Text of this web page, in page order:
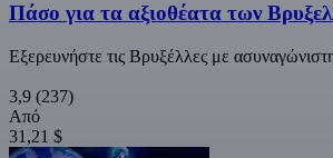
Πάσο για τα αξιοθέατα των
Εξερευνήστε τις Βρυξέλλες με
3,9 (237)
Από
31,21 $